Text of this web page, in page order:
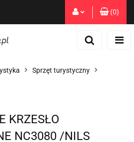
Dodaj zgłoszenie
(0)
Sprzęt turystyczny
KRZESŁO
NC3080 /NILS